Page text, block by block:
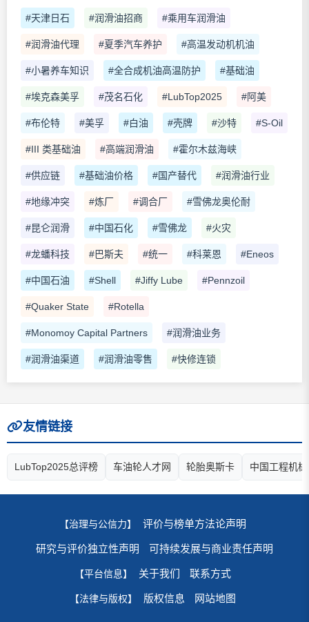
#天津日石 #润滑油招商 #乘用车润滑油
#润滑油代理 #夏季汽车养护 #高温发动机机油
#小暑养车知识 #全合成机油高温防护 #基础油
#埃克森美孚 #茂名石化 #LubTop2025 #阿美
#布伦特 #美孚 #白油 #壳牌 #沙特 #S-Oil
#III 类基础油 #高端润滑油 #霍尔木兹海峡
#供应链 #基础油价格 #国产替代 #润滑油行业
#地缘冲突 #炼厂 #调合厂 #雪佛龙奥伦耐
#昆仑润滑 #中国石化 #雪佛龙 #火灾
#龙蟠科技 #巴斯夫 #统一 #科莱恩 #Eneos
#中国石油 #Shell #Jiffy Lube #Pennzoil
#Quaker State #Rotella
#Monomoy Capital Partners #润滑油业务
#润滑油渠道 #润滑油零售 #快修连锁
友情链接
LubTop2025总评榜 车油轮人才网 轮胎奥斯卡 中国工程机
【治理与公信力】 评价与榜单方法论声明
研究与评价独立性声明 可持续发展与商业责任声明
【平台信息】 关于我们 联系方式
【法律与版权】 版权信息 网站地图